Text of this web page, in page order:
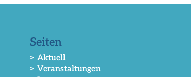
Seiten
> Aktuell
> Veranstaltungen